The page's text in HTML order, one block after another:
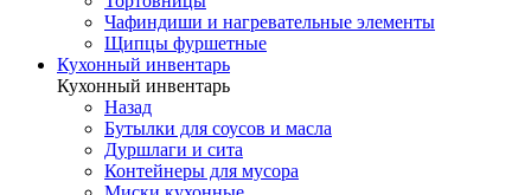
Чафиндиши и нагревательные элементы
Щипцы фуршетные
Кухонный инвентарь
Кухонный инвентарь
Назад
Бутылки для соусов и масла
Дуршлаги и сита
Контейнеры для мусора